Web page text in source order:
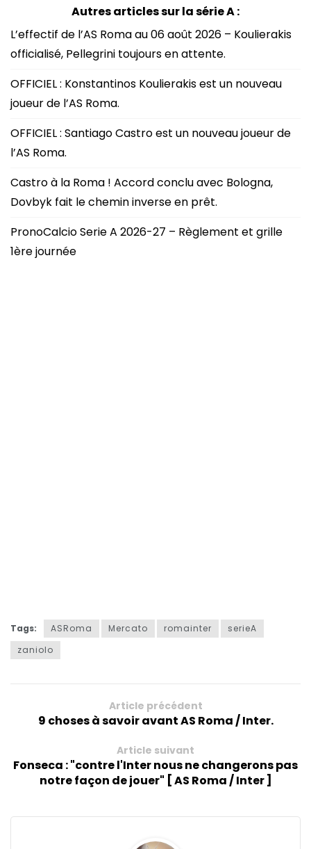
Autres articles sur la série A :
L’effectif de l’AS Roma au 06 août 2026 – Koulierakis
officialisé, Pellegrini toujours en attente.
OFFICIEL : Konstantinos Koulierakis est un nouveau
joueur de l’AS Roma.
OFFICIEL : Santiago Castro est un nouveau joueur de
l’AS Roma.
Castro à la Roma ! Accord conclu avec Bologna,
Dovbyk fait le chemin inverse en prêt.
PronoCalcio Serie A 2026-27 – Règlement et grille
1ère journée
Tags: ASRoma Mercato romainter
serieA
zaniolo
Article précédent
9 choses à savoir avant AS Roma / Inter.
Article suivant
Fonseca : "contre l'Inter nous ne changerons pas
notre façon de jouer" [ AS Roma / Inter ]